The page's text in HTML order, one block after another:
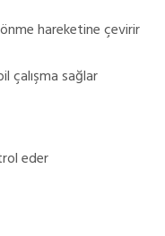
hareketine çevirir
çalışma sağlar
eder